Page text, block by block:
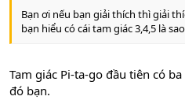
Bạn ơi nếu bạn giải thích thì giải
bạn hiểu có cái tam giác 3,4,5 là sao
Tam giác Pi-ta-go đầu tiên có
đó bạn.